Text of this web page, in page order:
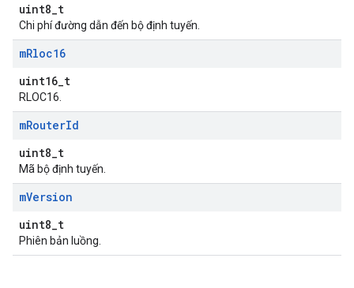
uint8_t
Chi phí đường dẫn đến bộ định tuyến.
mRloc16
uint16_t
RLOC16.
mRouterId
uint8_t
Mã bộ định tuyến.
mVersion
uint8_t
Phiên bản luồng.